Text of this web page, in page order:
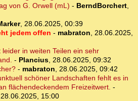
von G. Orwell (mL) - BerndBorchert,
, 28.06.2025, 00:39
jedem offen - mabraton, 28.06.2025,
leider in weiten Teilen ein sehr
- Plancius, 28.06.2025, 09:32
- mabraton, 28.06.2025, 09:42
schöner Landschaften fehlt es in
flächendeckendem Freizeitwert. -
28.06.2025, 15:00